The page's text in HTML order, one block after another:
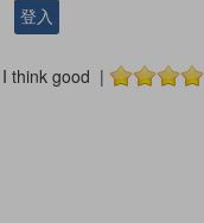
登入
I think good |